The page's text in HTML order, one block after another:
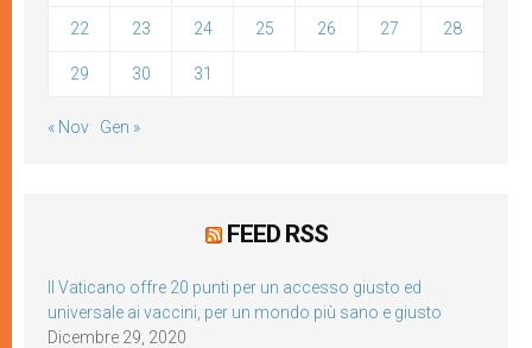
22 23 24 25 26 27 28
29 30 31
« Nov Gen »
FEED RSS
Il Vaticano offre 20 punti per un accesso giusto ed
universale ai vaccini, per un mondo più sano e giusto
Dicembre 29, 2020